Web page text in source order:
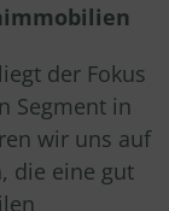
der Fokus
Segment in
wir uns auf
die eine gut